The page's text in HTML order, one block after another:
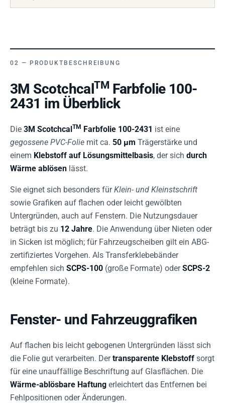
PRODUKTBESCHREIBUNG
3M ScotchcalTM Farbfolie 100-
2431 im Überblick
Die 3M ScotchcalTM Farbfolie 100-2431 ist eine
gegossene PVC-Folie mit ca. 50 µm Trägerstärke und
einem Klebstoff auf Lösungsmittelbasis, der sich durch
Wärme ablösen lässt.
Sie eignet sich besonders fürKlein- und Kleinstschrift
sowie Grafiken auf flachen oder leicht gewölbten
Untergründen, auch auf Fenstern. Die Nutzungsdauer
beträgt bis zu 12 Jahre. Die Anwendung über Nieten oder
in Sicken ist möglich; für Fahrzeugscheiben gilt ein ABG-
zertifiziertes Vorgehen. Als Transferklebebänder
empfehlen sich SCPS-100 (große Formate) oderSCPS-2
(kleine Formate).
Fenster- und Fahrzeuggrafiken
Auf flachen bis leicht gebogenen Untergründen lässt sich
die Folie gut verarbeiten. Dertransparente Klebstoff sorgt
für eine unauffällige Beschriftung auf Glasflächen. Die
Wärme-ablösbare Haftung erleichtert das Entfernen bei
Fehlpositionen oder Änderungen.